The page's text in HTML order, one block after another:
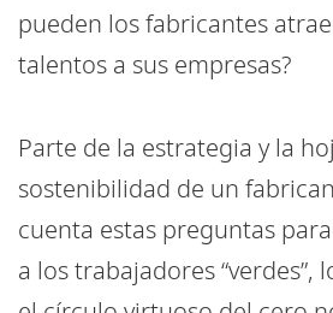
pueden los fabricantes
talentos a sus empresas?
Parte de la estrategia y la
sostenibilidad de un
cuenta estas preguntas
a los trabajadores “verdes”,